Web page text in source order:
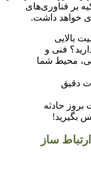
بر فناوری‌های
خواهد داشت.
بالایی
فنی و
محیط شما
حادثه
ساز